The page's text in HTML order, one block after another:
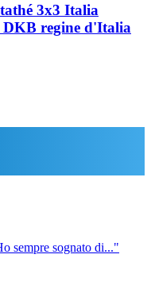
3x3 Italia
DKB regine d'Italia
sempre sognato di..."